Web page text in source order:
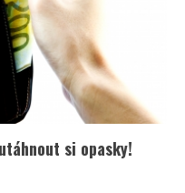
si opasky!